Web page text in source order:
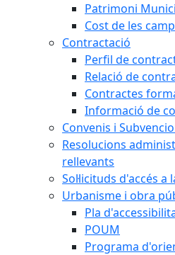
Patrimoni
Cost de les
Contractació
Perfil de
Relació de
Contractes
Informació de
Convenis i
Resolucions
rellevants
Sol·licituds d'accés
Urbanisme i obra
Pla
POUM
Programa